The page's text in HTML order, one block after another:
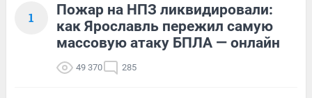
1
Пожар на НПЗ ликвидировали:
как Ярославль пережил самую
массовую атаку БПЛА — онлайн
49 370 285